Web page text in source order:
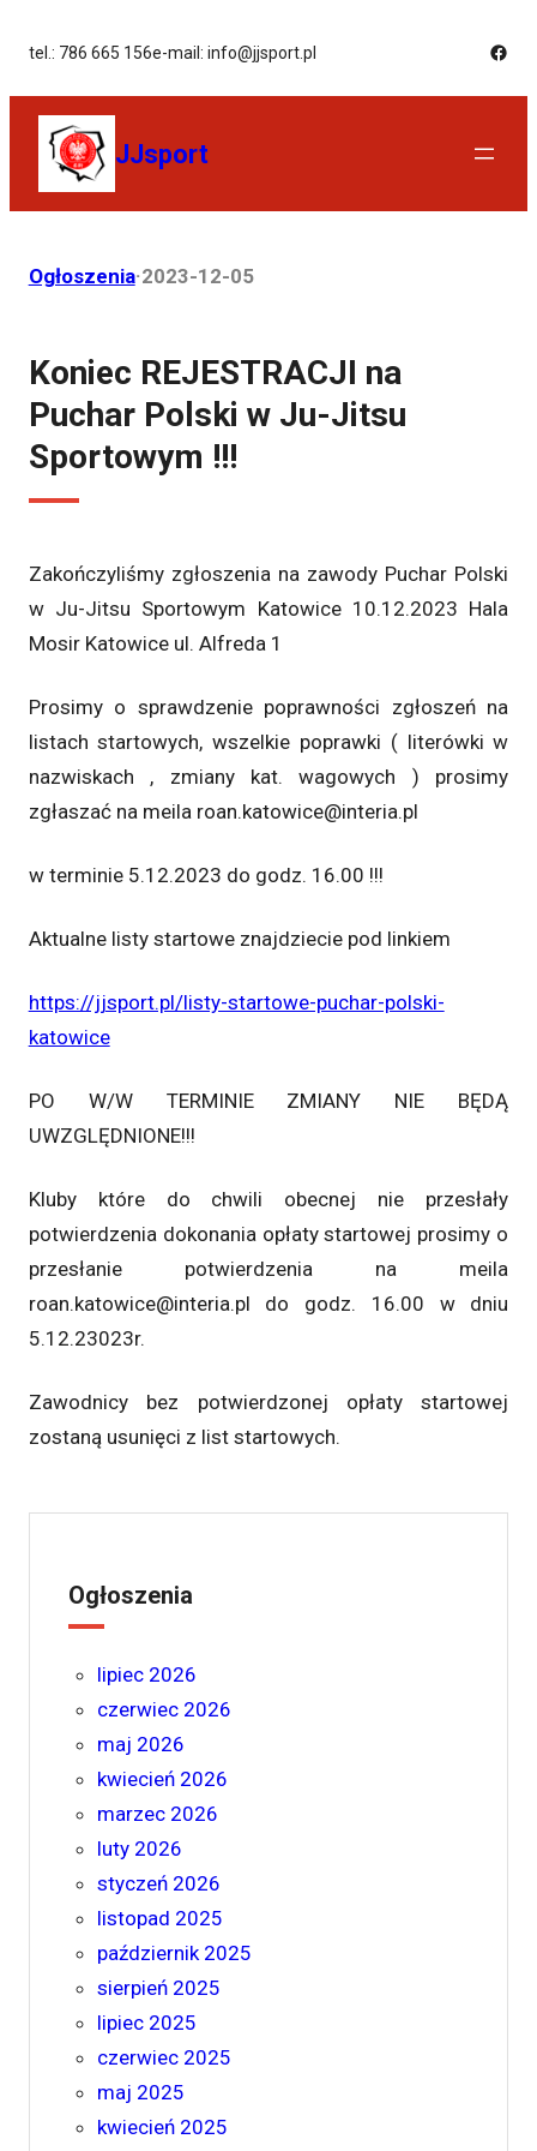
tel.: 786 665 156e-mail: info@jjsport.pl
JJsport
Ogłoszenia·2023-12-05
Koniec REJESTRACJI na
Puchar Polski w Ju-Jitsu
Sportowym !!!
Zakończyliśmy zgłoszenia na zawody Puchar Polski
w Ju-Jitsu Sportowym Katowice 10.12.2023 Hala
Mosir Katowice ul. Alfreda 1
Prosimy o sprawdzenie poprawności zgłoszeń na
listach startowych, wszelkie poprawki ( literówki w
nazwiskach , zmiany kat. wagowych ) prosimy
zgłaszać na meila roan.katowice@interia.pl
w terminie 5.12.2023 do godz. 16.00 !!!
Aktualne listy startowe znajdziecie pod linkiem
https://jjsport.pl/listy-startowe-puchar-polski-
katowice
PO W/W TERMINIE ZMIANY NIE BĘDĄ
UWZGLĘDNIONE!!!
Kluby które do chwili obecnej nie przesłały
potwierdzenia dokonania opłaty startowej prosimy o
przesłanie potwierdzenia na meila
roan.katowice@interia.pl do godz. 16.00 w dniu
5.12.23023r.
Zawodnicy bez potwierdzonej opłaty startowej
zostaną usunięci z list startowych.
Ogłoszenia
lipiec 2026
czerwiec 2026
maj 2026
kwiecień 2026
marzec 2026
luty 2026
styczeń 2026
listopad 2025
październik 2025
sierpień 2025
lipiec 2025
czerwiec 2025
maj 2025
kwiecień 2025